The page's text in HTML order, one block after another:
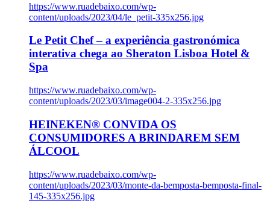
https://www.ruadebaixo.com/wp-
content/uploads/2023/04/le_petit-335x256.jpg
Le Petit Chef – a experiência gastronómica
interativa chega ao Sheraton Lisboa Hotel &
Spa
https://www.ruadebaixo.com/wp-
content/uploads/2023/03/image004-2-335x256.jpg
HEINEKEN® CONVIDA OS
CONSUMIDORES A BRINDAREM SEM
ÁLCOOL
https://www.ruadebaixo.com/wp-
content/uploads/2023/03/monte-da-bemposta-bemposta-final-
145-335x256.jpg